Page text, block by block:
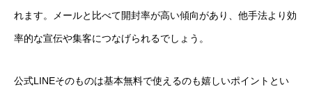
れます。メールと比べて開封率が高い傾向があり、他手法より効
率的な宣伝や集客につなげられるでしょう。
公式LINEそのものは基本無料で使えるのも嬉しいポイントとい